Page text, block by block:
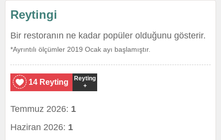
Reytingi
Bir restoranın ne kadar popüler olduğunu gösterir.
*Ayrıntılı ölçümler 2019 Ocak ayı başlamıştır.
14 Reyting
Reyting
+
Temmuz 2026: 1
Haziran 2026: 1